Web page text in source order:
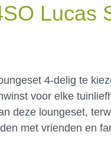
Lucas
4-delig te
voor elke
deze loungeset,
met vrienden en